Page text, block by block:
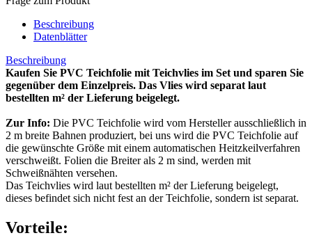
Beschreibung
Datenblätter
Beschreibung
Kaufen Sie PVC Teichfolie mit Teichvlies im Set und sparen Sie
gegenüber dem Einzelpreis. Das Vlies wird separat laut
bestellten m² der Lieferung beigelegt.
Zur Info: Die PVC Teichfolie wird vom Hersteller ausschließlich in
2 m breite Bahnen produziert, bei uns wird die PVC Teichfolie auf
die gewünschte Größe mit einem automatischen Heitzkeilverfahren
verschweißt. Folien die Breiter als 2 m sind, werden mit
Schweißnähten versehen.
Das Teichvlies wird laut bestellten m² der Lieferung beigelegt,
dieses befindet sich nicht fest an der Teichfolie, sondern ist separat.
Vorteile: